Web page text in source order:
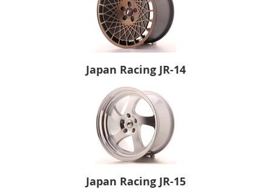
Japan Racing JR-14
Japan Racing JR-15